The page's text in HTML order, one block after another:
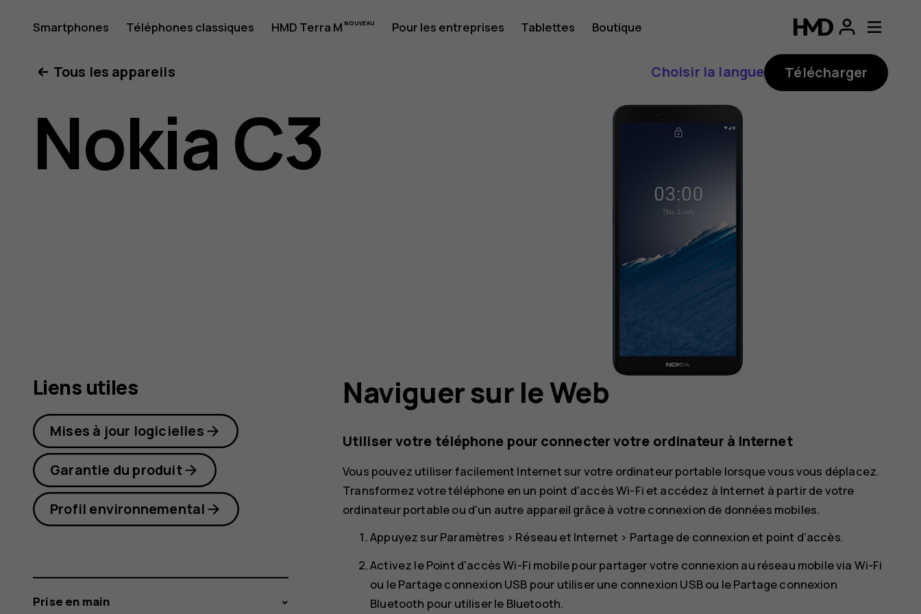
Guide
de
l'utilisateur
Smartphones Téléphones classiques HMD Terra M Pour les entreprises Tablettes Boutique
Tous les appareils
Choisir la langue Télécharger
Nokia C3
Naviguer sur le Web
Utiliser votre téléphone pour connecter votre ordinateur à Internet
Vous pouvez utiliser facilement Internet sur votre ordinateur portable lorsque vous vous déplacez.
Transformez votre téléphone en un point d'accès Wi-Fi et accédez à Internet à partir de votre
ordinateur portable ou d'un autre appareil grâce à votre connexion de données mobiles.
Appuyez surParamètres > Réseau et Internet > Partage de connexion et point d'accès.
Activez lePoint d'accès Wi-Fi mobilepour partager votre connexion au réseau mobile via Wi-Fi
ou lePartage connexion USB pour utiliser une connexion USB ou lePartage connexion
Bluetooth pour utiliser le Bluetooth.
Liens utiles
Mises à jour logicielles
Garantie du produit
Profil environnemental
Prise en main